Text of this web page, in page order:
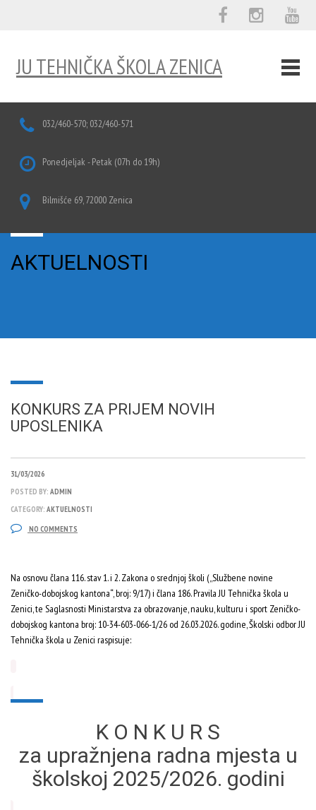
JU TEHNIČKA ŠKOLA ZENICA
032/460-570; 032/460-571
Ponedjeljak - Petak (07h do 19h)
Bilmišće 69, 72000 Zenica
AKTUELNOSTI
KONKURS ZA PRIJEM NOVIH
UPOSLENIKA
31/03/2026
POSTED BY: ADMIN
CATEGORY: AKTUELNOSTI
NO COMMENTS
Na osnovu člana 116. stav 1. i 2. Zakona o srednjoj školi („Službene novine
Zeničko-dobojskog kantona“, broj: 9/17) i člana 186. Pravila JU Tehnička škola u
Zenici, te Saglasnosti Ministarstva za obrazovanje, nauku, kulturu i sport Zeničko-
dobojskog kantona broj: 10-34-603-066-1/26 od 26.03.2026. godine, Školski odbor JU
Tehnička škola u Zenici raspisuje:
K O N K U R S
za upražnjena radna mjesta u
školskoj 2025/2026. godini